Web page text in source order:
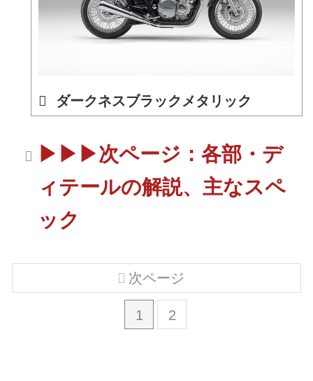
ダークネスブラックメタリック
▶▶▶次ページ：各部・デ
ィテールの解説、主なスペ
ック
1 2
次ページ